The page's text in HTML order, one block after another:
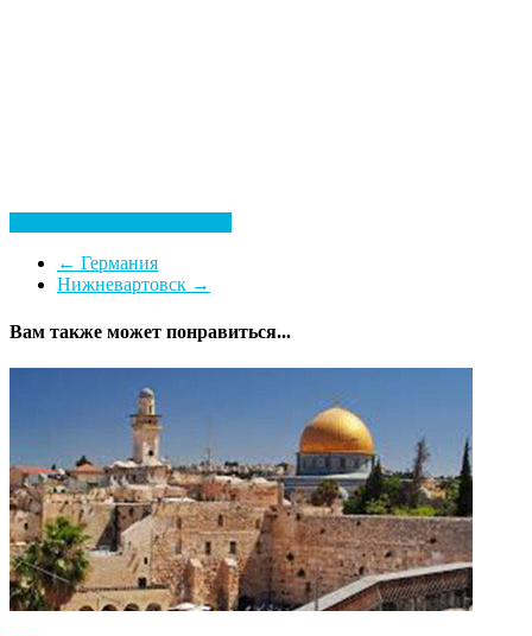
← Германия
Нижневартовск →
Вам также может понравиться...